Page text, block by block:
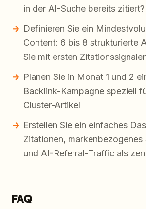
in der AI-Suche bereits zitiert?
Definieren Sie ein
Content: 6 bis 8 strukturierte
Sie mit ersten
Planen Sie in Monat 1 und 2
Backlink-Kampagne speziell
Cluster-Artikel
Erstellen Sie ein einfaches
Zitationen, markenbezogenes
und AI-Referral-Traffic als
FAQ